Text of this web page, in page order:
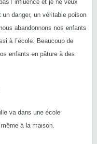
l´influence et je ne veux
un danger, un véritable poison
abandonnons nos enfants
à l´école. Beaucoup de
enfants en pâture à des
va dans une école
à la maison.